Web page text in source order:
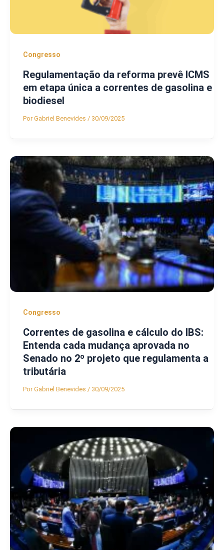
Congresso
Regulamentação da reforma prevê ICMS
em etapa única a correntes de gasolina e
biodiesel
PorGabriel Benevides / 30/09/2025
Congresso
Correntes de gasolina e cálculo do IBS:
Entenda cada mudança aprovada no
Senado no 2º projeto que regulamenta a
tributária
PorGabriel Benevides / 30/09/2025